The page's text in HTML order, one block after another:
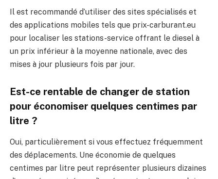
Il est recommandé d’utiliser des sites spécialisés et
des applications mobiles tels que prix-carburant.eu
pour localiser les stations-service offrant le diesel à
un prix inférieur à la moyenne nationale, avec des
mises à jour plusieurs fois par jour.
Est-ce rentable de changer de station
pour économiser quelques centimes par
litre ?
Oui, particulièrement si vous effectuez fréquemment
des déplacements. Une économie de quelques
centimes par litre peut représenter plusieurs dizaines